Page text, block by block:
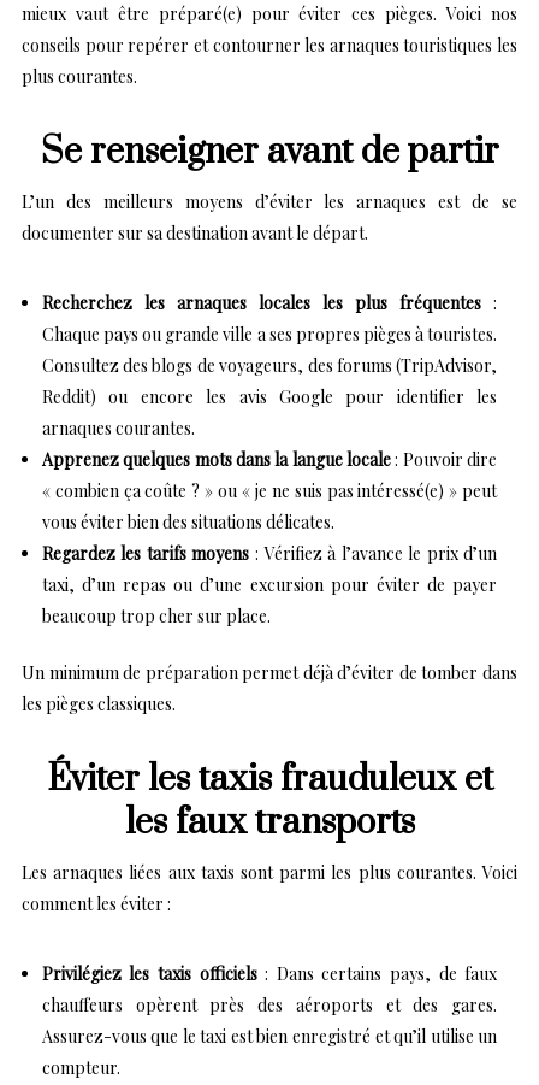
mieux vaut être préparé(e) pour éviter ces pièges. Voici nos
conseils pour repérer et contourner les arnaques touristiques les
plus courantes.
Se renseigner avant de partir
L’un des meilleurs moyens d’éviter les arnaques est de se
documenter sur sa destination avant le départ.
Recherchez les arnaques locales les plus fréquentes :
Chaque pays ou grande ville a ses propres pièges à touristes.
Consultez des blogs de voyageurs, des forums (TripAdvisor,
Reddit) ou encore les avis Google pour identifier les
arnaques courantes.
Apprenez quelques mots dans la langue locale: Pouvoir dire
« combien ça coûte ? » ou « je ne suis pas intéressé(e) » peut
vous éviter bien des situations délicates.
Regardez les tarifs moyens : Vérifiez à l’avance le prix d’un
taxi, d’un repas ou d’une excursion pour éviter de payer
beaucoup trop cher sur place.
Un minimum de préparation permet déjà d’éviter de tomber dans
les pièges classiques.
Éviter les taxis frauduleux et
les faux transports
Les arnaques liées aux taxis sont parmi les plus courantes. Voici
comment les éviter :
Privilégiez les taxis officiels: Dans certains pays, de faux
chauffeurs opèrent près des aéroports et des gares.
Assurez-vous que le taxi est bien enregistré et qu’il utilise un
compteur.